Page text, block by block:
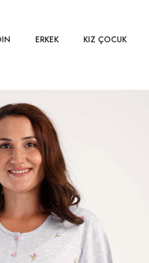
ERKEK KIZ ÇOCUK